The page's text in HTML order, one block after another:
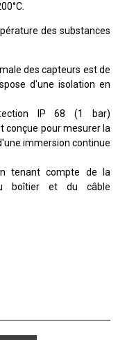
des substances
des capteurs est de
d'une isolation en
IP 68 (1 bar)
conçue pour mesurer la
immersion continue
tenant compte de la
boîtier et du câble